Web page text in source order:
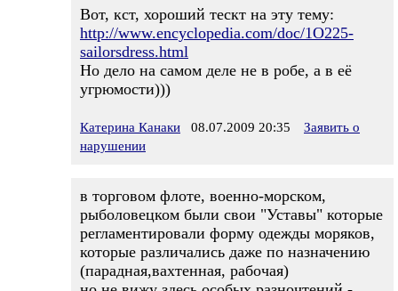
Вот, кст, хороший тескт на эту тему:
http://www.encyclopedia.com/doc/1O225-
sailorsdress.html
Но дело на самом деле не в робе, а в её
угрюмости)))
Катерина Канаки 08.07.2009 20:35
Заявить о
нарушении
в торговом флоте, военно-морском,
рыболовецком были свои "Уставы" которые
регламентировали форму одежды моряков,
которые различались даже по назначению
(парадная,вахтенная, рабочая)